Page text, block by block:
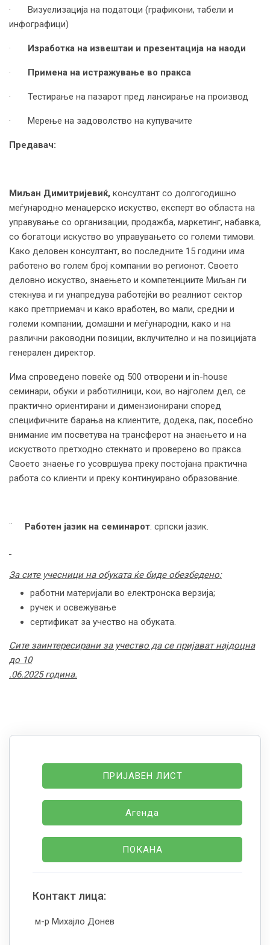
· Визуелизација на податоци (графикони, табели и
инфографици)
· Изработка на извештаи и презентација на наоди
· Примена на истражување во пракса
· Тестирање на пазарот пред лансирање на производ
· Мерење на задоволство на купувачите
Предавач:
Миљан Димитријевиќ, консултант со долгогодишно
меѓународно менаџерско искуство, експерт во областа на
управување со организации, продажба, маркетинг, набавка,
со богатоци искуство во управувањето со големи тимови.
Како деловен консултант, во последните 15 години има
работено во голем број компании во регионот. Своето
деловно искуство, знаењето и компетенциите Миљан ги
стекнува и ги унапредува работејќи во реалниот сектор
како претприемач и како вработен, во мали, средни и
големи компании, домашни и меѓународни, како и на
различни раководни позиции, вклучително и на позицијата
генерален директор.
Има спроведено повеќе од 500 отворени и in-house
семинари, обуки и работилници, кои, во најголем дел, се
практично ориентирани и димензионирани според
специфичните барања на клиентите, додека, пак, посебно
внимание им посветува на трансферот на знаењето и на
искуството претходно стекнато и проверено во пракса.
Своето знаење го усовршува преку постојана практична
работа со клиенти и преку континуирано образование.
¨ Работен јазик на семинарот: српски јазик.
За сите учесници на обуката ќе биде обезбедено:
работни материјали во електронска верзија;
ручек и освежување
сертификат за учество на обуката.
Сите заинтересирани за учество да се пријават најдоцна
до 10
.06.2025 година.
ПРИЈАВЕН ЛИСТ
Агенда
ПОКАНА
Контакт лица:
м-р Михајло Донев